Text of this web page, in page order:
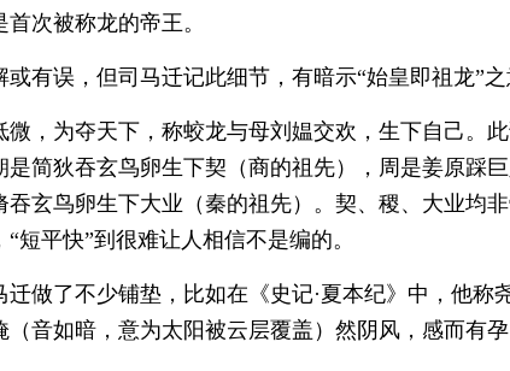
次被称龙的帝王。
或有误，但司马迁记此细节，有暗示“始皇即祖龙”
微，为夺天下，称蛟龙与母刘媪交欢，生下自己。
是简狄吞玄鸟卵生下契（商的祖先），周是姜原踩
吞玄鸟卵生下大业（秦的祖先）。契、稷、大业均
短平快”到很难让人相信不是编的。
迁做了不少铺垫，比如在《史记·夏本纪》中，他称
音如暗，意为太阳被云层覆盖）然阴风，感而有孕